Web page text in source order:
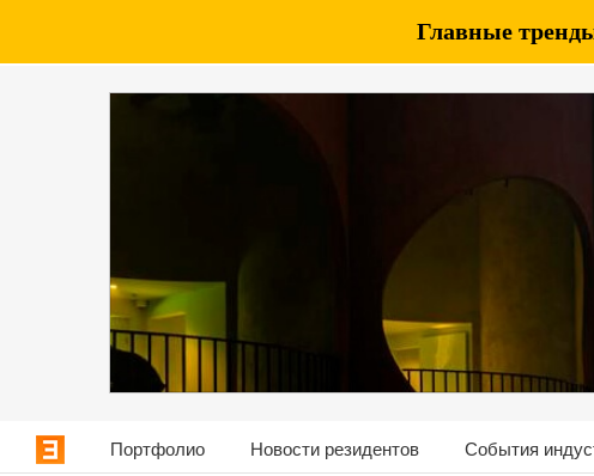
Главные
Портфолио Новости резидентов События